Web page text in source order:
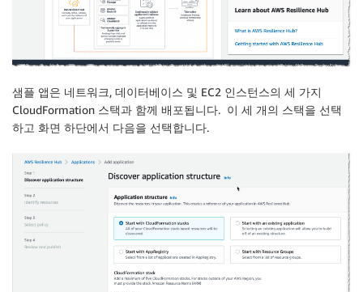
샘플 앱은 네트워크, 데이터베이스 및 EC2 인스턴스의 세 가지
CloudFormation 스택과 함께 배포됩니다. 이 세 개의 스택을 선택
하고 화면 하단에서 다음을 선택합니다.